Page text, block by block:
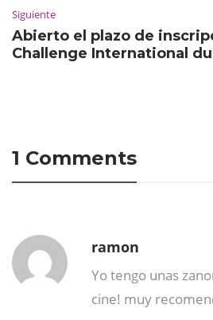
Siguiente
Abierto el plazo de
Challenge International
1 Comments
ramon
Yo tengo unas
cine! muy